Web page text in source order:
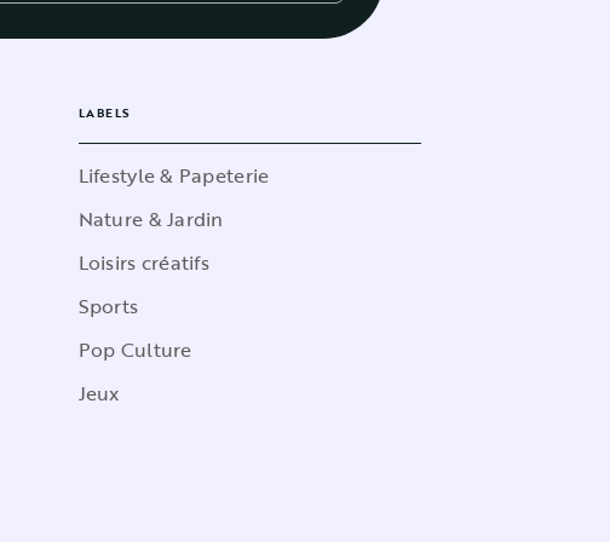
LABELS
Lifestyle & Papeterie
Nature & Jardin
Loisirs créatifs
Sports
Pop Culture
Jeux